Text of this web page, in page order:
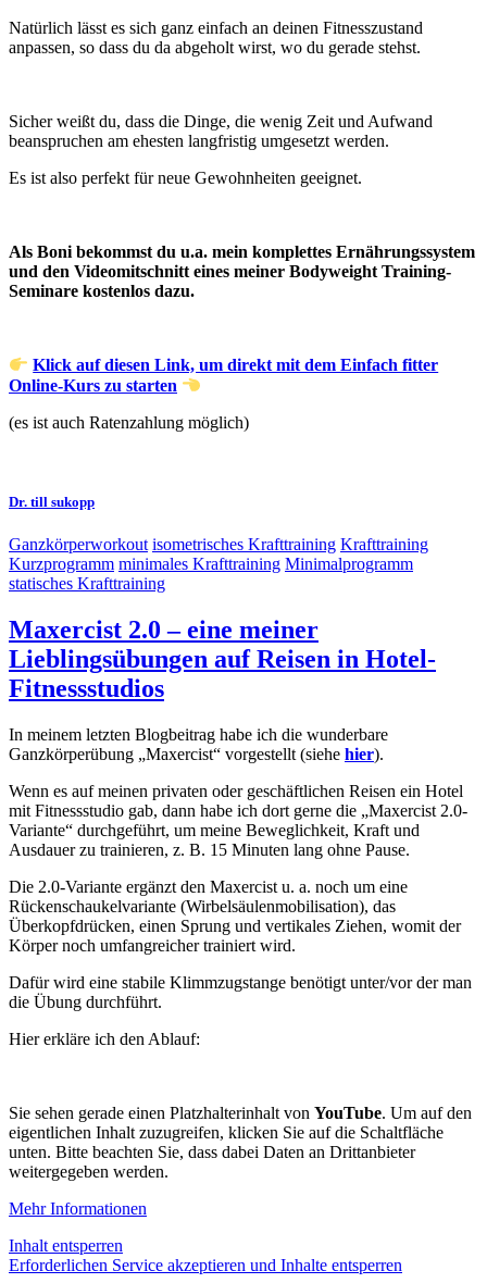
Natürlich lässt es sich ganz einfach an deinen Fitnesszustand
anpassen, so dass du da abgeholt wirst, wo du gerade stehst.
Sicher weißt du, dass die Dinge, die wenig Zeit und Aufwand
beanspruchen am ehesten langfristig umgesetzt werden.
Es ist also perfekt für neue Gewohnheiten geeignet.
Als Boni bekommst du u.a. mein komplettes Ernährungssystem
und den Videomitschnitt eines meiner Bodyweight Training-
Seminare kostenlos dazu.
Klick auf diesen Link, um direkt mit dem Einfach fitter
Online-Kurs zu starten
(es ist auch Ratenzahlung möglich)
Dr. till sukopp
Ganzkörperworkout isometrisches Krafttraining Krafttraining
Kurzprogramm minimales Krafttraining Minimalprogramm
statisches Krafttraining
Maxercist 2.0 – eine meiner
Lieblingsübungen auf Reisen in Hotel-
Fitnessstudios
In meinem letzten Blogbeitrag habe ich die wunderbare
Ganzkörperübung „Maxercist“ vorgestellt (siehe hier).
Wenn es auf meinen privaten oder geschäftlichen Reisen ein Hotel
mit Fitnessstudio gab, dann habe ich dort gerne die „Maxercist 2.0-
Variante“ durchgeführt, um meine Beweglichkeit, Kraft und
Ausdauer zu trainieren, z. B. 15 Minuten lang ohne Pause.
Die 2.0-Variante ergänzt den Maxercist u. a. noch um eine
Rückenschaukelvariante (Wirbelsäulenmobilisation), das
Überkopfdrücken, einen Sprung und vertikales Ziehen, womit der
Körper noch umfangreicher trainiert wird.
Dafür wird eine stabile Klimmzugstange benötigt unter/vor der man
die Übung durchführt.
Hier erkläre ich den Ablauf:
Sie sehen gerade einen Platzhalterinhalt von YouTube. Um auf den
eigentlichen Inhalt zuzugreifen, klicken Sie auf die Schaltfläche
unten. Bitte beachten Sie, dass dabei Daten an Drittanbieter
weitergegeben werden.
Mehr Informationen
Inhalt entsperren
Erforderlichen Service akzeptieren und Inhalte entsperren